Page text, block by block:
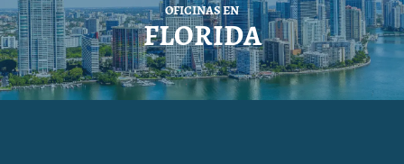
OFICINAS EN
FLORIDA